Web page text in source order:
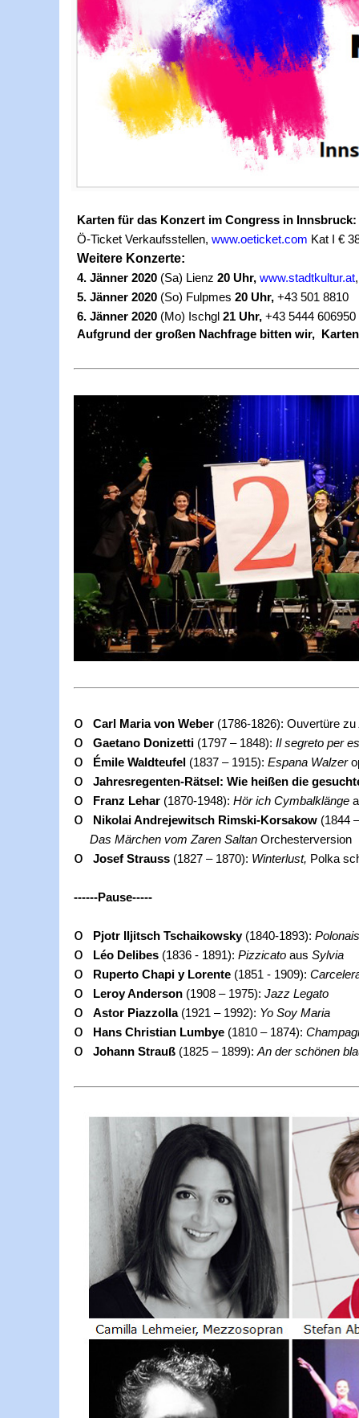
Karten für das Konzert im Congress in Innsbruck:
Ö-Ticket Verkaufsstellen, www.oeticket.com Kat I €
Weitere Konzerte:
4. Jänner 2020 (Sa) Lienz 20 Uhr, www.stadtkultur.at
5. Jänner 2020 (So) Fulpmes 20 Uhr, +43 501 8810
6. Jänner 2020 (Mo) Ischgl 21 Uhr, +43 5444 606950
Aufgrund der großen Nachfrage bitten wir,
o Carl Maria von Weber (1786-1826): Ouvertüre zu
o Gaetano Donizetti (1797 – 1848): Il segreto per
o Émile Waldteufel (1837 – 1915): Espana Walzer
o Jahresregenten-Rätsel: Wie heißen die
o Franz Lehar (1870-1948): Hör ich Cymbalklänge
o Nikolai Andrejewitsch Rimski-Korsakow (1844
Das Märchen vom Zaren SaltanOrchesterversion
o Josef Strauss (1827 – 1870): Winterlust, Polka
------Pause-----
o Pjotr Iljitsch Tschaikowsky (1840-1893):
o Léo Delibes (1836 - 1891): Pizzicato aus Sylvia
o Ruperto Chapi y Lorente (1851 - 1909):
o Leroy Anderson (1908 – 1975): Jazz Legato
o Astor Piazzolla (1921 – 1992): Yo Soy Maria
o Hans Christian Lumbye (1810 – 1874):
o Johann Strauß (1825 – 1899): An der schönen